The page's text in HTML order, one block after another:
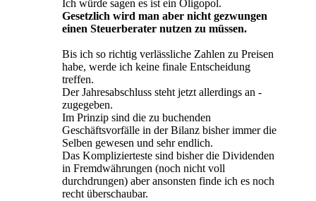
Ich würde sagen es ist ein Oligopol.
Gesetzlich wird man aber nicht gezwungen
einen Steuerberater nutzen zu müssen.
Bis ich so richtig verlässliche Zahlen zu Preisen
habe, werde ich keine finale Entscheidung
treffen.
Der Jahresabschluss steht jetzt allerdings an -
zugegeben.
Im Prinzip sind die zu buchenden
Geschäftsvorfälle in der Bilanz bisher immer die
Selben gewesen und sehr endlich.
Das Komplizierteste sind bisher die Dividenden
in Fremdwährungen (noch nicht voll
durchdrungen) aber ansonsten finde ich es noch
recht überschaubar.